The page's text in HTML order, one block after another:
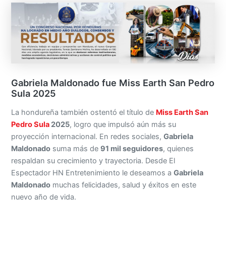
Gabriela Maldonado fue Miss Earth San Pedro
Sula 2025
La hondureña también ostentó el título de Miss Earth San
Pedro Sula 2025, logro que impulsó aún más su
proyección internacional. En redes sociales,Gabriela
Maldonado suma más de91 mil seguidores, quienes
respaldan su crecimiento y trayectoria. Desde El
Espectador HN Entretenimiento le deseamos aGabriela
Maldonado muchas felicidades, salud y éxitos en este
nuevo año de vida.